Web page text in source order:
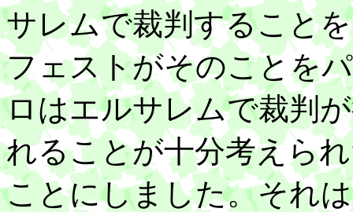
サレムで裁判すること
フェストがそのことを
ロはエルサレムで裁判
れることが十分考えら
ことにしました。それ